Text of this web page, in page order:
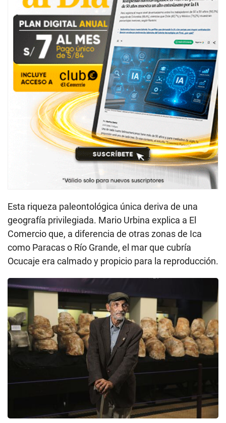
Esta riqueza paleontológica única deriva de una
geografía privilegiada. Mario Urbina explica a El
Comercio que, a diferencia de otras zonas de Ica
como Paracas o Río Grande, el mar que cubría
Ocucaje era calmado y propicio para la reproducción.